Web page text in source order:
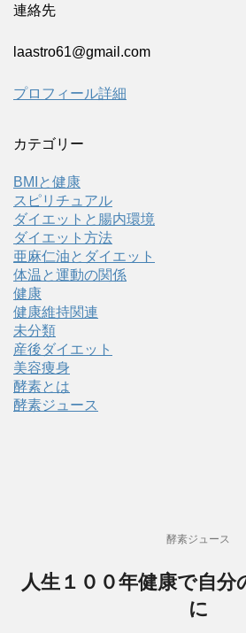
連絡先
laastro61@gmail.com
プロフィール詳細
カテゴリー
BMIと健康
スピリチュアル
ダイエットと腸内環境
ダイエット方法
亜麻仁油とダイエット
体温と運動の関係
健康
健康維持関連
未分類
産後ダイエット
美容痩身
酵素とは
酵素ジュース
酵素ジュース
人生１００年健康で自
に